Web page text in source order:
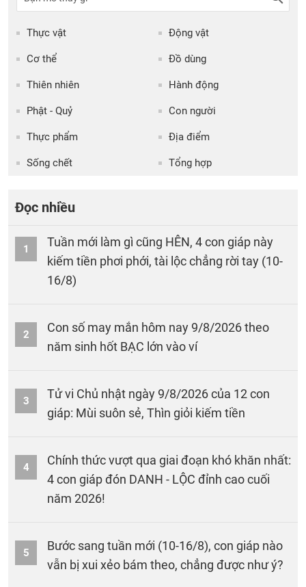
Thực vật Động vật
Cơ thể Đồ dùng
Thiên nhiên Hành động
Phật - Quỷ Con người
Thực phẩm Địa điểm
Sống chết Tổng hợp
Đọc nhiều
1
Tuần mới làm gì cũng HÊN, 4 con giáp này
kiếm tiền phơi phới, tài lộc chẳng rời tay (10-
16/8)
2
Con số may mắn hôm nay 9/8/2026 theo
năm sinh hốt BẠC lớn vào ví
3
Tử vi Chủ nhật ngày 9/8/2026 của 12 con
giáp: Mùi suôn sẻ, Thìn giỏi kiếm tiền
4
Chính thức vượt qua giai đoạn khó khăn nhất:
4 con giáp đón DANH - LỘC đỉnh cao cuối
năm 2026!
5
Bước sang tuần mới (10-16/8), con giáp nào
vẫn bị xui xẻo bám theo, chẳng được như ý?